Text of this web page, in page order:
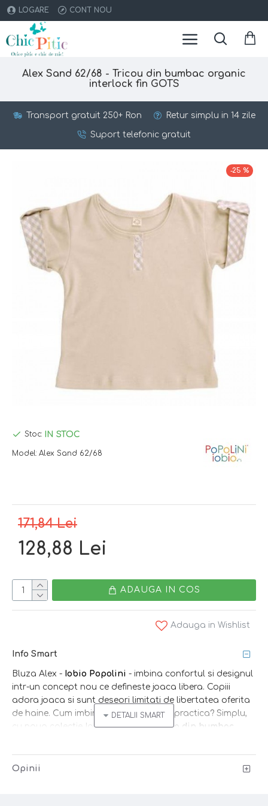
LOGARE CONT NOU
Alex Sand 62/68 - Tricou din bumbac organic
interlock fin GOTS
Transport gratuit 250+ Ron Retur simplu in 14 zile
Suport telefonic gratuit
-25 %
171,84 Lei
128,88 Lei
Stoc: IN STOC
Model: Alex Sand 62/68
ADAUGA IN COS
Adauga in Wishlist
Info Smart
Bluza Alex - Iobio Popolini - imbina confortul si designul
intr-un concept nou ce defineste joaca libera. Copiii
adora joaca si sunt deseori limitati de libertatea oferita
de haine. Cum imbini stilul si aplicatia practica? Simplu,
cu noua colectie Iobio!Produsele Iobio din bumbac
materiale.
O bluza chic, numai buna pentru joaca sau ocazii
Opinii